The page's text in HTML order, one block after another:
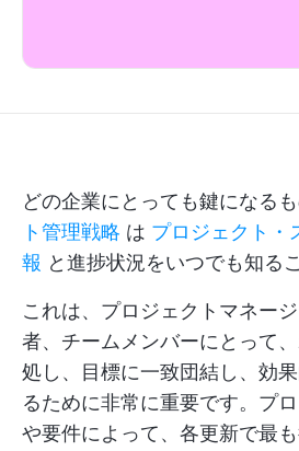
どの企業にとっても鍵になるも
ト管理戦略 は プロジェクト・
報 と進捗状況をいつでも知る
これは、プロジェクトマネー
者、チームメンバーにとって
処し、目標に一致団結し、効
るために非常に重要です。プ
や要件によって、各更新で最